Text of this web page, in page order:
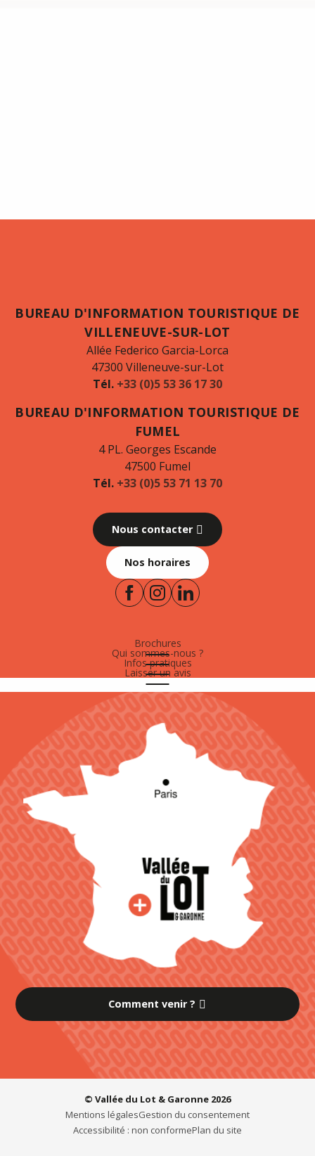
BUREAU D'INFORMATION TOURISTIQUE DE
VILLENEUVE-SUR-LOT
Allée Federico Garcia-Lorca
47300 Villeneuve-sur-Lot
Tél. +33 (0)5 53 36 17 30
BUREAU D'INFORMATION TOURISTIQUE DE
FUMEL
4 PL. Georges Escande
47500 Fumel
Tél. +33 (0)5 53 71 13 70
Nous contacter
Nos horaires
Brochures
Qui sommes-nous ?
Infos pratiques
Laisser un avis
Comment venir ?
© Vallée du Lot & Garonne 2026
Mentions légalesGestion du consentement
Accessibilité : non conformePlan du site